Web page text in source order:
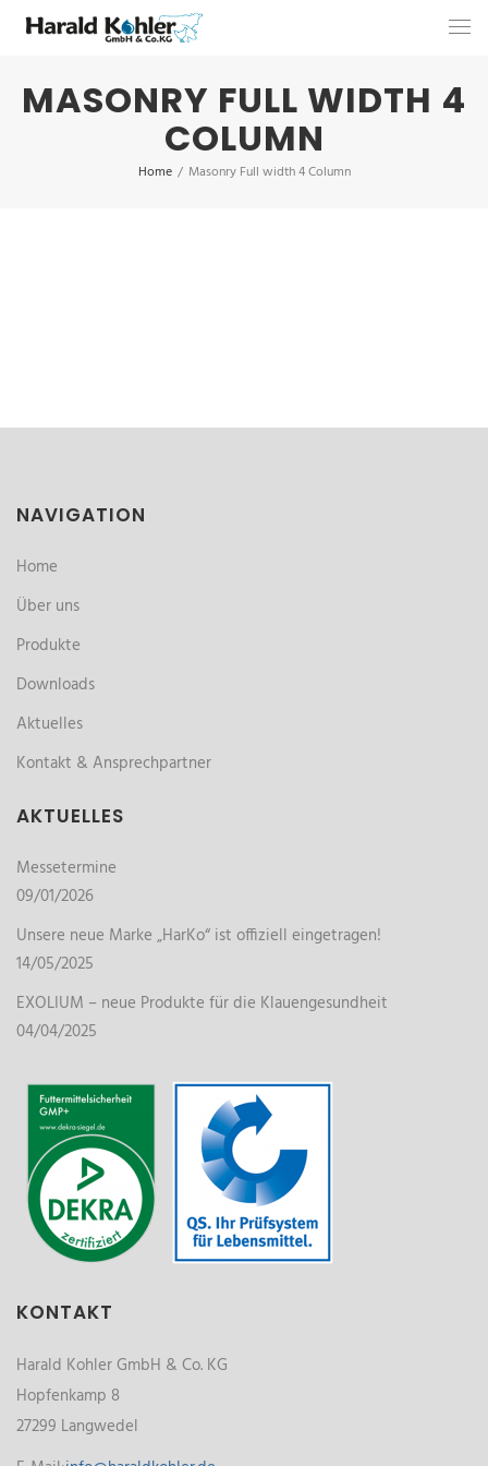
MASONRY FULL WIDTH 4
COLUMN
Home / Masonry Full width 4 Column
NAVIGATION
Home
Über uns
Produkte
Downloads
Aktuelles
Kontakt & Ansprechpartner
AKTUELLES
Messetermine
09/01/2026
Unsere neue Marke „HarKo“ ist offiziell eingetragen!
14/05/2025
EXOLIUM – neue Produkte für die Klauengesundheit
04/04/2025
KONTAKT
Harald Kohler GmbH & Co. KG
Hopfenkamp 8
27299 Langwedel